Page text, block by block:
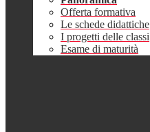
Offerta formativa
Le schede didattiche
I progetti delle classi
Esame di maturità